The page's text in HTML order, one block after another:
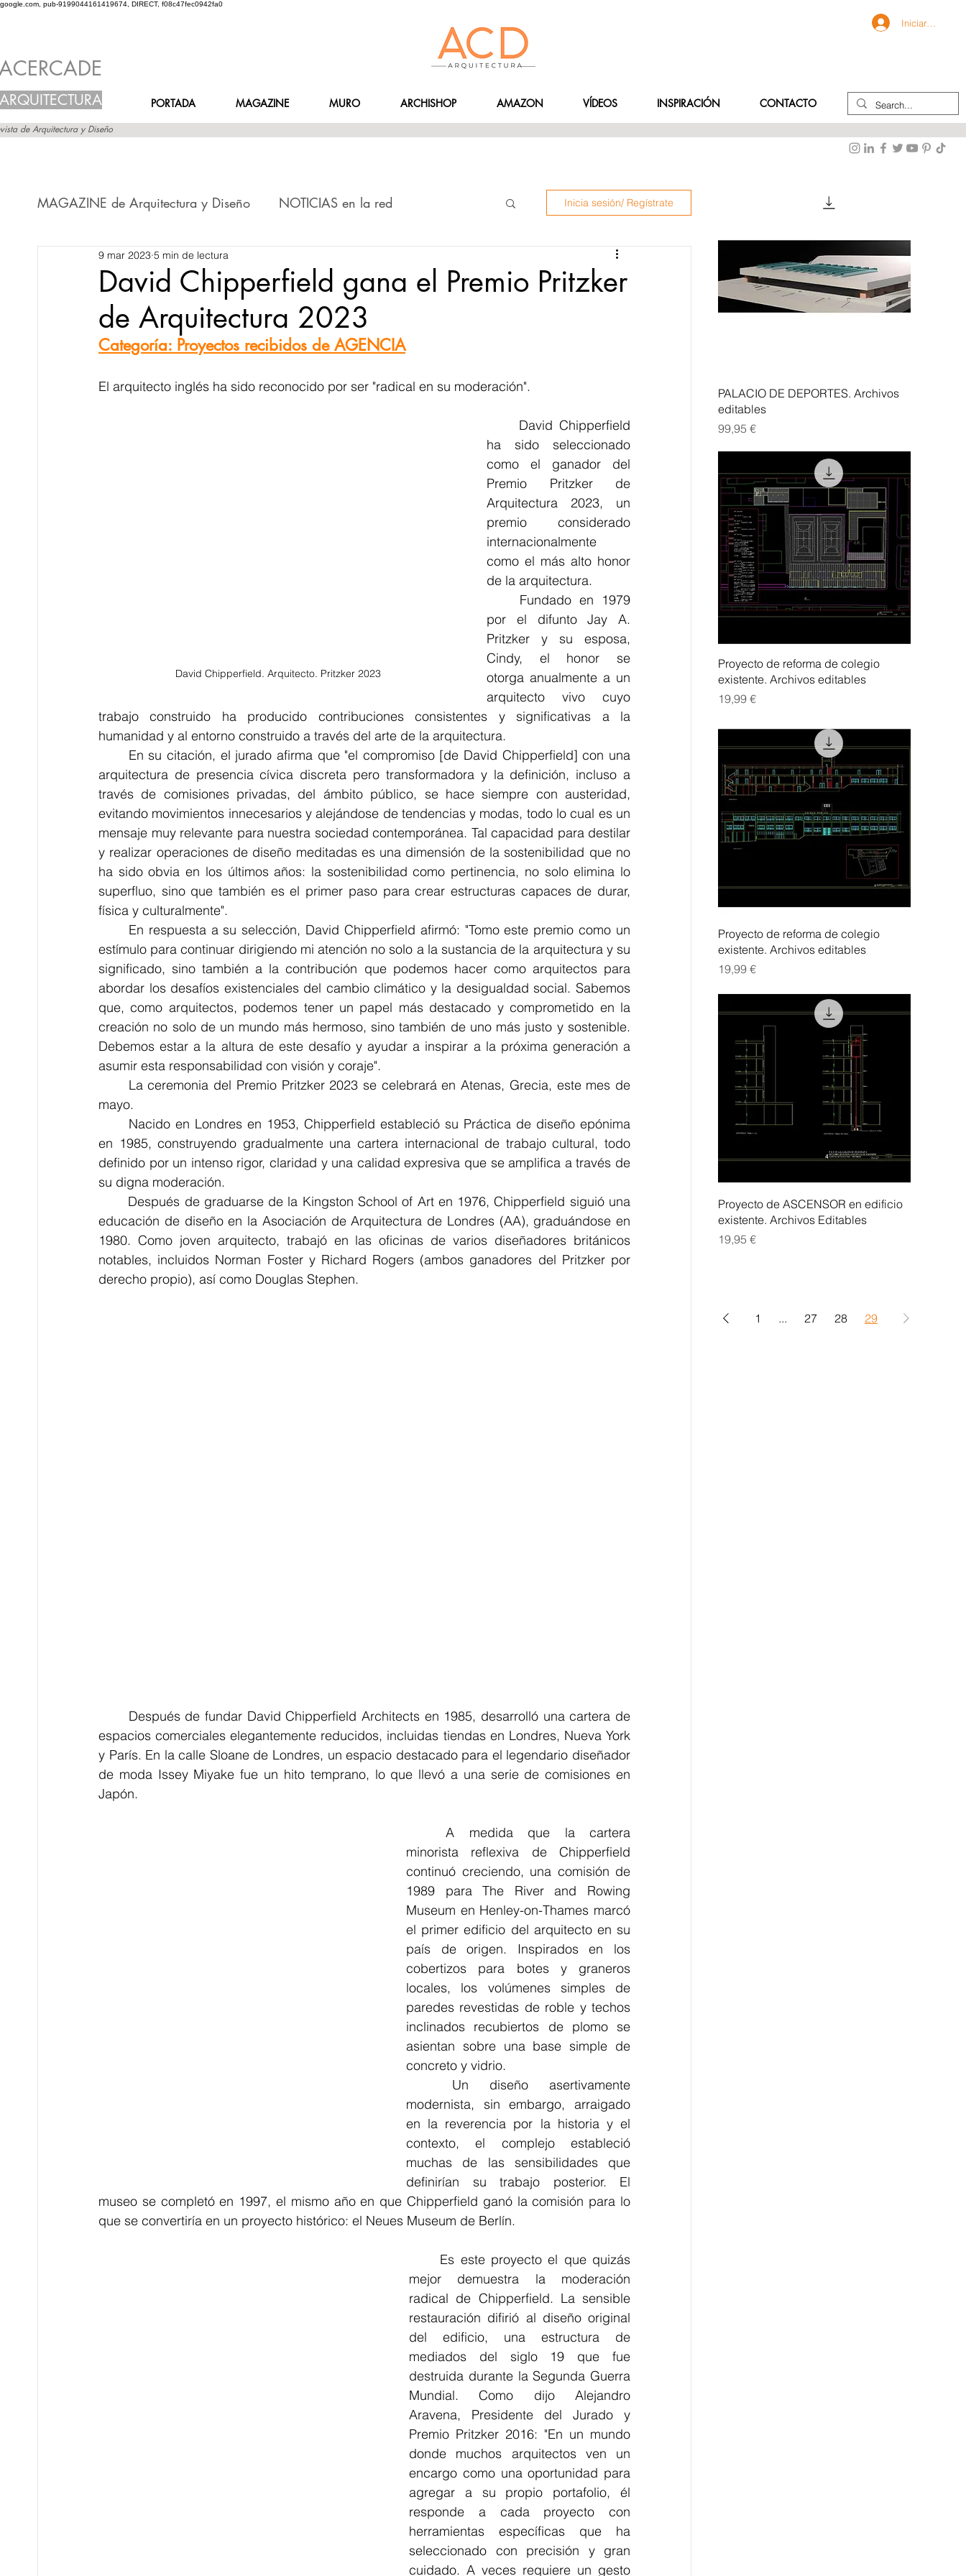
google.com, pub-9199044161419674, DIRECT, f08c47fec0942fa0
PORTADA MAGAZINE MURO ARCHISHOP AMAZON VÍDEOS INSPIRACIÓN CONTACTO
de Arquitectura y Diseño
Iniciar sesión
MAGAZINE de Arquitectura y Diseño NOTICIAS en la red
Novedades en el MURO
Novedades en FRASES Novedades en VÍDEOS
Inicia sesión/ Regístrate
David Chipperfield gana el Premio Pritzker
de Arquitectura 2023
9 mar 2023 5 min de lectura
Categoría: Proyectos recibidos de AGENCIA
El arquitecto inglés ha sido reconocido por ser "radical en su moderación".
David Chipperfield. Arquitecto. Pritzker 2023
ha sido seleccionado
como el ganador del
Premio Pritzker de
Arquitectura 2023, un
premio considerado
internacionalmente
como el más alto honor
de la arquitectura.
por el difunto Jay A.
Pritzker y su esposa,
Cindy, el honor se
otorga anualmente a un
arquitecto vivo cuyo
trabajo construido ha producido contribuciones consistentes y significativas a la
humanidad y al entorno construido a través del arte de la arquitectura.
arquitectura de presencia cívica discreta pero transformadora y la definición, incluso a
través de comisiones privadas, del ámbito público, se hace siempre con austeridad,
evitando movimientos innecesarios y alejándose de tendencias y modas, todo lo cual es un
mensaje muy relevante para nuestra sociedad contemporánea. Tal capacidad para destilar
y realizar operaciones de diseño meditadas es una dimensión de la sostenibilidad que no
ha sido obvia en los últimos años: la sostenibilidad como pertinencia, no solo elimina lo
superfluo, sino que también es el primer paso para crear estructuras capaces de durar,
física y culturalmente".
estímulo para continuar dirigiendo mi atención no solo a la sustancia de la arquitectura y su
significado, sino también a la contribución que podemos hacer como arquitectos para
abordar los desafíos existenciales del cambio climático y la desigualdad social. Sabemos
que, como arquitectos, podemos tener un papel más destacado y comprometido en la
creación no solo de un mundo más hermoso, sino también de uno más justo y sostenible.
Debemos estar a la altura de este desafío y ayudar a inspirar a la próxima generación a
asumir esta responsabilidad con visión y coraje".
mayo.
en 1985, construyendo gradualmente una cartera internacional de trabajo cultural, todo
definido por un intenso rigor, claridad y una calidad expresiva que se amplifica a través de
su digna moderación.
educación de diseño en la Asociación de Arquitectura de Londres (AA), graduándose en
1980. Como joven arquitecto, trabajó en las oficinas de varios diseñadores británicos
notables, incluidos Norman Foster y Richard Rogers (ambos ganadores del Pritzker por
derecho propio), así como Douglas Stephen.
espacios comerciales elegantemente reducidos, incluidas tiendas en Londres, Nueva York
y París. En la calle Sloane de Londres, un espacio destacado para el legendario diseñador
de moda Issey Miyake fue un hito temprano, lo que llevó a una serie de comisiones en
Japón.
	A medida que la cartera
minorista reflexiva de Chipperfield
continuó creciendo, una comisión de
1989 para The River and Rowing
Museum en Henley-on-Thames marcó
el primer edificio del arquitecto en su
país de origen. Inspirados en los
cobertizos para botes y graneros
locales, los volúmenes simples de
paredes revestidas de roble y techos
inclinados recubiertos de plomo se
asientan sobre una base simple de
concreto y vidrio.
modernista, sin embargo, arraigado
en la reverencia por la historia y el
contexto, el complejo estableció
muchas de las sensibilidades que
definirían su trabajo posterior. El
museo se completó en 1997, el mismo año en que Chipperfield ganó la comisión para lo
que se convertiría en un proyecto histórico: el Neues Museum de Berlín.
mejor demuestra la moderación
radical de Chipperfield. La sensible
restauración difirió al diseño original
del edificio, una estructura de
mediados del siglo 19 que fue
destruida durante la Segunda Guerra
Mundial. Como dijo Alejandro
Aravena, Presidente del Jurado y
Premio Pritzker 2016: "En un mundo
donde muchos arquitectos ven un
encargo como una oportunidad para
agregar a su propio portafolio, él
responde a cada proyecto con
herramientas específicas que ha
seleccionado con precisión y gran
cuidado. A veces requiere un gesto
Vista rápida
PALACIO DE DEPORTES. Archivos
editables
Precio
99,95 €
Vista rápida
Proyecto de reforma de colegio
existente. Archivos editables
Precio
19,99 €
Vista rápida
Proyecto de reforma de colegio
existente. Archivos editables
Precio
19,99 €
Vista rápida
Proyecto de ASCENSOR en edificio
existente. Archivos Editables
Precio
19,95 €
1 ... 27 28 29